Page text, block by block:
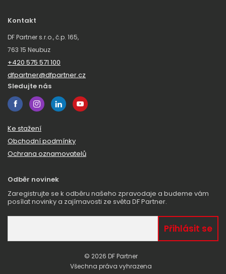
© 2026 DF Partner
Všechna práva vyhrazena
Kontakt
DF Partner s.r.o., č.p. 165,
763 15 Neubuz
+420 575 571 100
dfpartner@dfpartner.cz
Sledujte nás
Ke stažení
Obchodní podmínky
Ochrana oznamovatelů
Odběr novinek
Zaregistrujte se k odběru našeho zpravodaje a budeme vám
posílat novinky a zajímavosti ze světa DF Partner.